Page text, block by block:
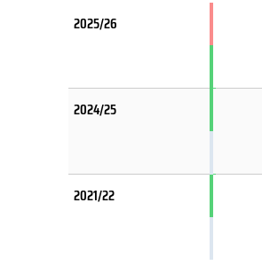
2025/26
2024/25
2021/22